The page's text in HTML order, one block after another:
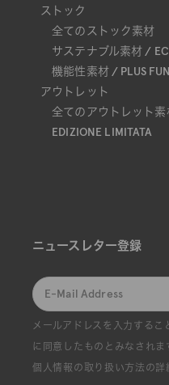
ストック
全てのストック素材
サステナブル素材 /
機能性素材 / PLUS
アウトレット
全てのアウトレット素
EDIZIONE LIMITATA
ニュースレター登録
メールアドレスを入力する
に同意したものとみなされま
個人情報の取り扱い方法の詳